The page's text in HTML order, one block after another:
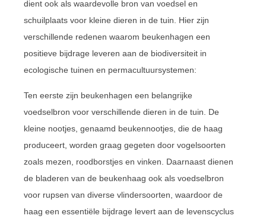
dient ook als waardevolle bron van voedsel en
schuilplaats voor kleine dieren in de tuin. Hier zijn
verschillende redenen waarom beukenhagen een
positieve bijdrage leveren aan de biodiversiteit in
ecologische tuinen en permacultuursystemen:
Ten eerste zijn beukenhagen een belangrijke
voedselbron voor verschillende dieren in de tuin. De
kleine nootjes, genaamd beukennootjes, die de haag
produceert, worden graag gegeten door vogelsoorten
zoals mezen, roodborstjes en vinken. Daarnaast dienen
de bladeren van de beukenhaag ook als voedselbron
voor rupsen van diverse vlindersoorten, waardoor de
haag een essentiële bijdrage levert aan de levenscyclus